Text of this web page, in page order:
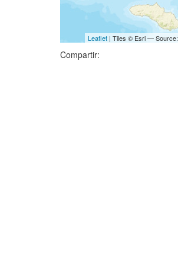
Leaflet| Tiles © Esri — Source:
Compartir: